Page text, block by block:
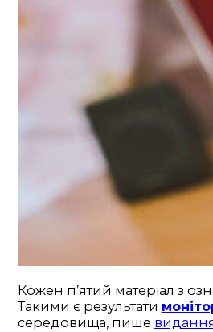
Кожен п’ятий матеріал з
Такими є результати
середовища, пише